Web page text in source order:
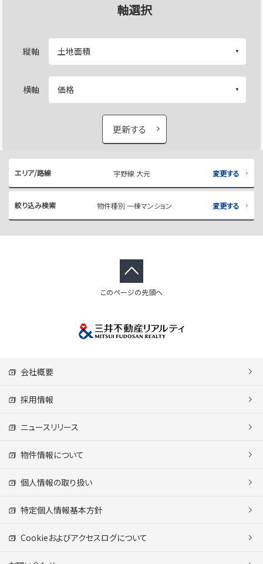
軸選択
縦軸
横軸
更新する
エリア/路線 宇野線 大元 変更する
絞り込み検索 物件種別 一棟マンション 変更する
このページの先頭へ
会社概要
採用情報
ニュースリリース
物件情報について
個人情報の取り扱い
特定個人情報基本方針
Cookieおよびアクセスログについて